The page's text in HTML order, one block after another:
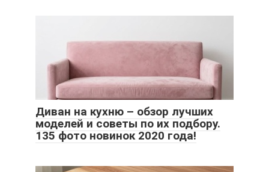
Диван на кухню – обзор лучших
моделей и советы по их подбору.
135 фото новинок 2020 года!